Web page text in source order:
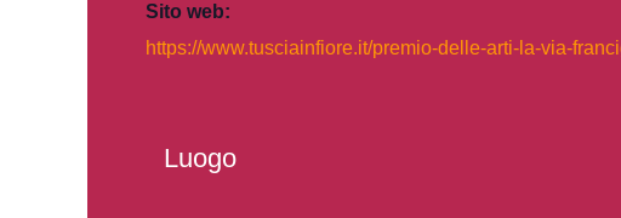
Sito web:
https://www.tusciainfiore.it/premio-delle-arti-la-via-
Luogo